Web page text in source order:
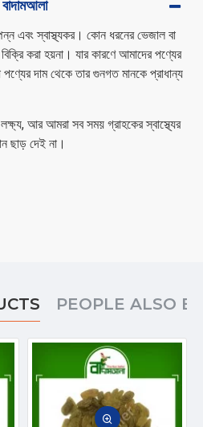
এবং স্বাস্থ্যকর। কোন ধরনের ভেজাল বা
বিক্রি করা হয়না। যার কারণে আমাদের পণ্যের
দাম থেকে তার গুনগত মানকে প্রাধান্য
আর আমরা সব সময় গ্রাহকের স্বাস্থ্যের
ছাড় দেই না।
PEOPLE ALSO